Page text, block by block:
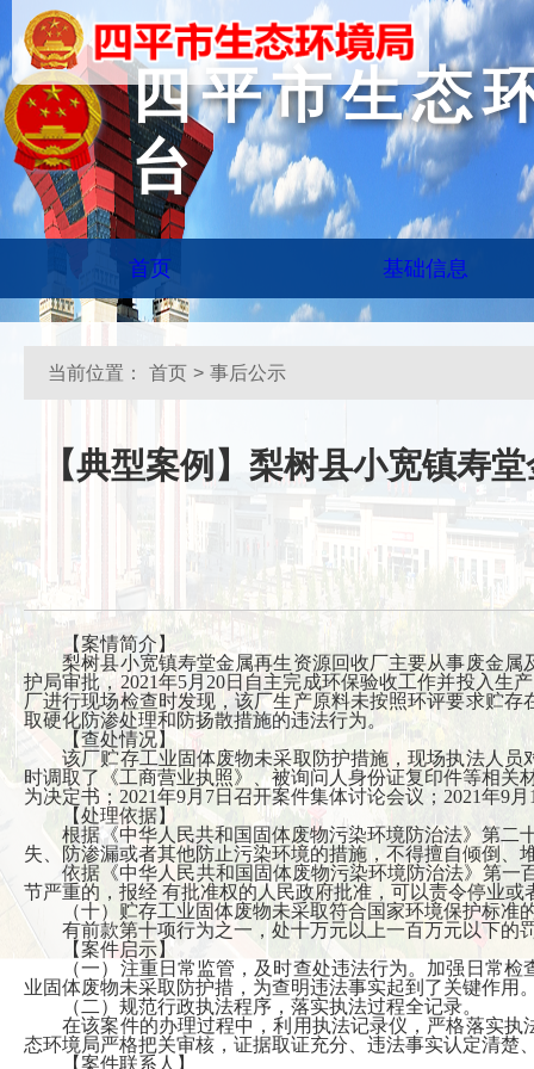
四平市生态
台
首页 基础信息
当前位置： 首页 > 事后公示
【典型案例】梨树县小宽镇寿
【案情简介】
梨树县小宽镇寿堂金属再生资源回收厂主要从事废金属
护局审批，2021年5月20日自主完成环保验收工作并投入生
厂进行现场检查时发现，该厂生产原料未按照环评要求贮
取硬化防渗处理和防扬散措施的违法行为。
【查处情况】
该厂贮存工业固体废物未采取防护措施，现场执法人员
时调取了《工商营业执照》、被询问人身份证复印件等相关
为决定书；2021年9月7日召开案件集体讨论会议；2021年9
【处理依据】
根据《中华人民共和国固体废物污染环境防治法》第二
失、防渗漏或者其他防止污染环境的措施，不得擅自倾倒、
依据《中华人民共和国固体废物污染环境防治法》第一
节严重的，报经 有批准权的人民政府批准，可以责令停业或
（十）贮存工业固体废物未采取符合国家环境保护标准
有前款第十项行为之一，处十万元以上一百万元以下的
【案件启示】
（一）注重日常监管，及时查处违法行为。加强日常检
业固体废物未采取防护措，为查明违法事实起到了关键作用
（二）规范行政执法程序，落实执法过程全记录。
在该案件的办理过程中，利用执法记录仪，严格落实执
态环境局严格把关审核，证据取证充分、违法事实认定清楚
【案件联系人】